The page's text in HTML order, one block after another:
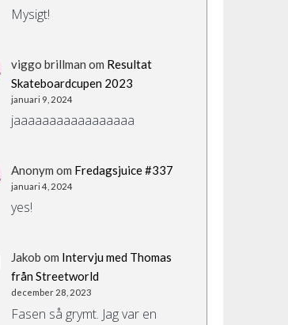
Mysigt!
viggo brillman om Resultat
Skateboardcupen 2023
januari 9, 2024
jaaaaaaaaaaaaaaaaa
Anonym om Fredagsjuice #337
januari 4, 2024
yes!
Jakob om Intervju med Thomas
från Streetworld
december 28, 2023
Fasen så grymt. Jag var en